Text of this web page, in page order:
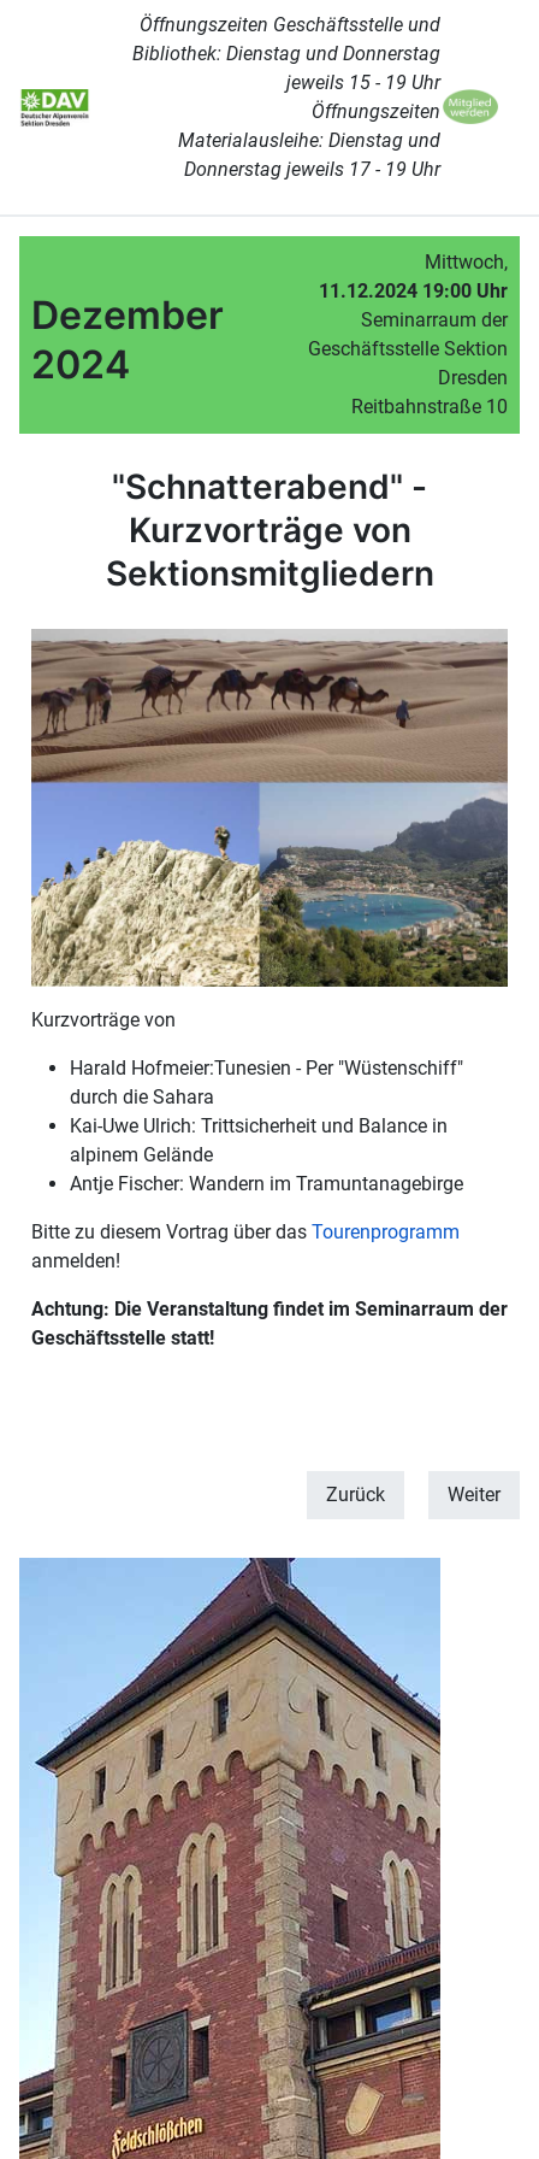
Öffnungszeiten Geschäftsstelle und
Bibliothek: Dienstag und Donnerstag
jeweils 15 - 19 Uhr
Öffnungszeiten
Materialausleihe: Dienstag und
Donnerstag jeweils 17 - 19 Uhr
Dezember
2024
Mittwoch,
11.12.2024 19:00 Uhr
Seminarraum der
Geschäftsstelle Sektion
Dresden
Reitbahnstraße 10
"Schnatterabend" -
Kurzvorträge von
Sektionsmitgliedern
Kurzvorträge von
Harald Hofmeier:Tunesien - Per "Wüstenschiff"
durch die Sahara
Kai-Uwe Ulrich: Trittsicherheit und Balance in
alpinem Gelände
Antje Fischer: Wandern im Tramuntanagebirge
Bitte zu diesem Vortrag über das Tourenprogramm
anmelden!
Achtung: Die Veranstaltung findet im Seminarraum der
Geschäftsstelle statt!
Zurück Weiter